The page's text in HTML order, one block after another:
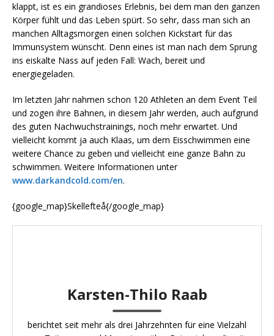
klappt, ist es ein grandioses Erlebnis, bei dem man den ganzen
Körper fühlt und das Leben spürt. So sehr, dass man sich an
manchen Alltagsmorgen einen solchen Kickstart für das
Immunsystem wünscht. Denn eines ist man nach dem Sprung
ins eiskalte Nass auf jeden Fall: Wach, bereit und
energiegeladen.
Im letzten Jahr nahmen schon 120 Athleten an dem Event Teil
und zogen ihre Bahnen, in diesem Jahr werden, auch aufgrund
des guten Nachwuchstrainings, noch mehr erwartet. Und
vielleicht kommt ja auch Klaas, um dem Eisschwimmen eine
weitere Chance zu geben und vielleicht eine ganze Bahn zu
schwimmen. Weitere Informationen unter
www.darkandcold.com/en.
{google_map}Skellefteå{/google_map}
Karsten-Thilo Raab
berichtet seit mehr als drei Jahrzehnten für eine Vielzahl